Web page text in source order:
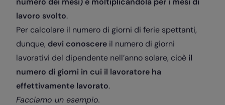
lavoro svolto.
Per calcolare il numero di giorni di ferie spettanti,
dunque, devi conoscere il numero di giorni
lavorativi del dipendente nell’anno solare, cioè il
numero di giorni in cui il lavoratore ha
effettivamente lavorato.
Facciamo un esempio.